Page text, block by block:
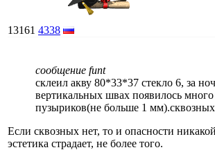
13161 4338
сообщение funt
склеил акву 80*33*37 стекло 6, за
вертикальных швах появилось много
пузыриков(не больше 1
Если сквозных нет, то и опасности
эстетика страдает, не более того.